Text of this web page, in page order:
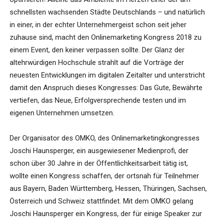
schnellsten wachsenden Städte Deutschlands – und natürlich
in einer, in der echter Unternehmergeist schon seit jeher
zuhause sind, macht den Onlinemarketing Kongress 2018 zu
einem Event, den keiner verpassen sollte. Der Glanz der
altehrwürdigen Hochschule strahlt auf die Vorträge der
neuesten Entwicklungen im digitalen Zeitalter und unterstricht
damit den Anspruch dieses Kongresses: Das Gute, Bewährte
vertiefen, das Neue, Erfolgversprechende testen und im
eigenen Unternehmen umsetzen.
Der Organisator des OMKO, des Onlinemarketingkongresses
Joschi Haunsperger, ein ausgewiesener Medienprofi, der
schon über 30 Jahre in der Öffentlichkeitsarbeit tätig ist,
wollte einen Kongress schaffen, der ortsnah für Teilnehmer
aus Bayern, Baden Württemberg, Hessen, Thüringen, Sachsen,
Österreich und Schweiz stattfindet. Mit dem OMKO gelang
Joschi Haunsperger ein Kongress, der für einige Speaker zur